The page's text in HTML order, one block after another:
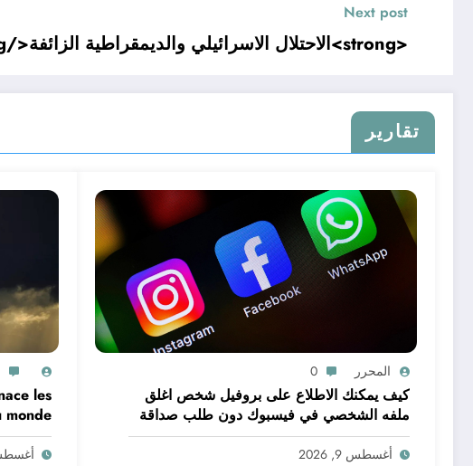
Next post
<strong>الاحتلال الاسرائيلي والديمقراطية الزائفة</strong>
تقارير
المحرر 0
كيف يمكنك الاطلاع على بروفيل شخص اغلق
ملفه الشخصي في فيسبوك دون طلب صداقة
.. الاطلاع على محتوى صفحة شخص اغلق ملفه
الشخصي في فيسبوك دون طلب صداقة
أغسطس 9, 2026
les
monde
أغسطس